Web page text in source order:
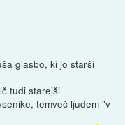
glasbo, ki jo starši
tudi starejši
temveč ljudem "v